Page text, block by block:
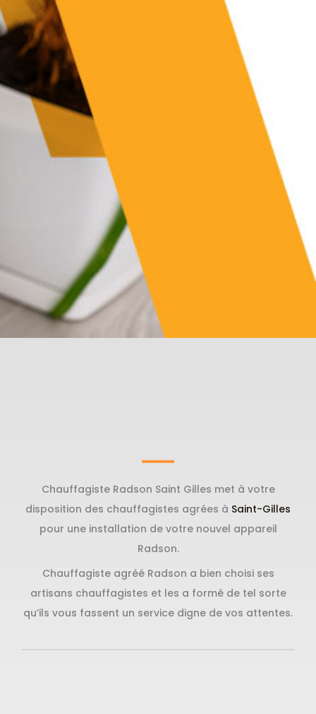
Chauffagiste Radson Saint Gilles met à votre
disposition des chauffagistes agrées à Saint-Gilles
pour une installation de votre nouvel appareil
Radson.
Chauffagiste agréé Radson a bien choisi ses
artisans chauffagistes et les a formé de tel sorte
qu’ils vous fassent un service digne de vos attentes.